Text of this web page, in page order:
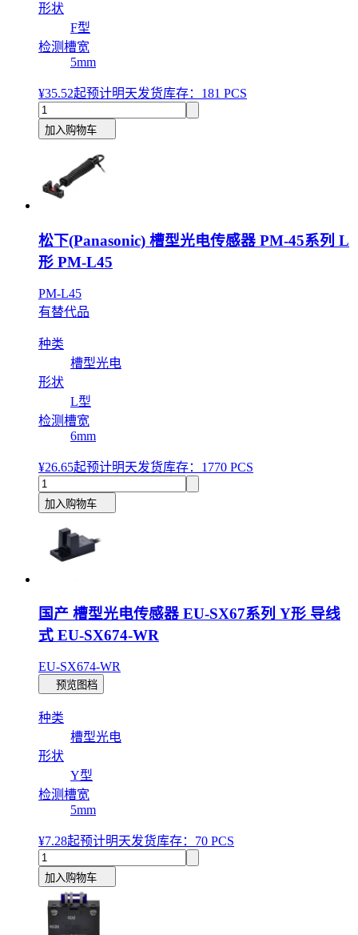
形状
F型
检测槽宽
5mm
¥35.52起预计明天发货库存：181 PCS
加入购物车
松下(Panasonic) 槽型光电传感器 PM-45系列 L
形 PM-L45
PM-L45
有替代品
种类
槽型光电
形状
L型
检测槽宽
6mm
¥26.65起预计明天发货库存：1770 PCS
加入购物车
国产 槽型光电传感器 EU-SX67系列 Y形 导线
式 EU-SX674-WR
EU-SX674-WR
预览图档
种类
槽型光电
形状
Y型
检测槽宽
5mm
¥7.28起预计明天发货库存：70 PCS
加入购物车